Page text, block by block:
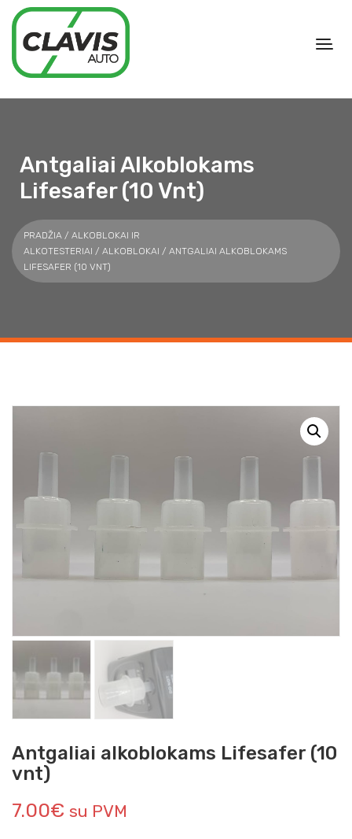
Antgaliai Alkoblokams
Lifesafer (10 Vnt)
PRADŽIA / ALKOBLOKAI IR
ALKOTESTERIAI / ALKOBLOKAI / ANTGALIAI ALKOBLOKAMS
LIFESAFER (10 VNT)
Antgaliai alkoblokams Lifesafer (10
vnt)
7.00€ su PVM